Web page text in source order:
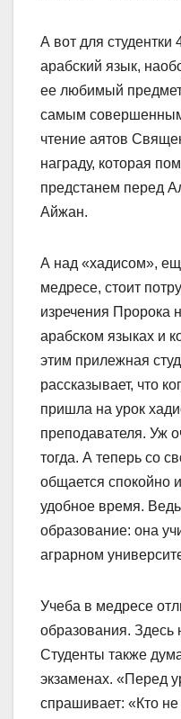
А вот для
арабский язык,
ее любимый
самым
чтение аятов
награду, которая
предстанем перед
Айжан.
А над «хадисом»,
медресе, стоит
изречения Пророка
арабском языках и
этим прилежная
рассказывает, что
пришла на урок
преподавателя. Уж
тогда. А теперь со
общается спокойно
удобное время.
образование: она
аграрном
Учеба в медресе
образования. Здесь
Студенты также
экзаменах. «Перед
спрашивает: «Кто